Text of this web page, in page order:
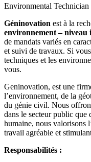
Environmental Technician
Géninovation est à la
environnement – niveau
de mandats variés en
et suivi de travaux. Si
techniques et les
vous.
Geninovation, est une
l’environnement, de la
du génie civil. Nous
dans le secteur public que
humaine, nous valorisons
travail agréable et
Responsabilités :